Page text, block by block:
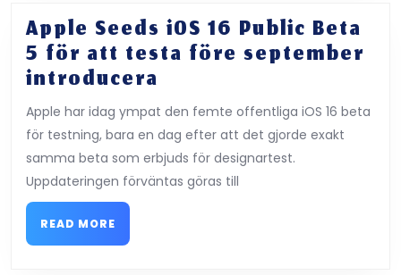
app
för
Android
med
stöd
för
att
dela
Apple Seeds iOS 16 Public Beta
5 för att testa före september
introducera
Seeds
iOS
16
Public
Apple har idag ympat den femte offentliga iOS 16 beta
för testning, bara en dag efter att det gjorde exakt
samma beta som erbjuds för designartest.
Uppdateringen förväntas göras till
READ MORE
MORE